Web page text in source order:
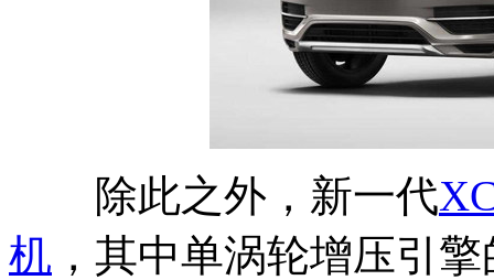
除此之外，新一代
机 ，其中单涡轮增压引